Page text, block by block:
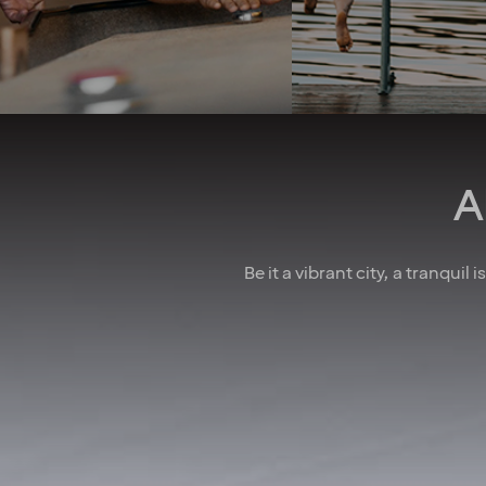
celebrate, we make sure to
have some fun! In larger
cities, we also regularly host
after-work events to allow
colleagues to mingle. How
extraordinary experiences
wellness
attractive pension
competitive
there for
Be it a vibrant city, a tranquil